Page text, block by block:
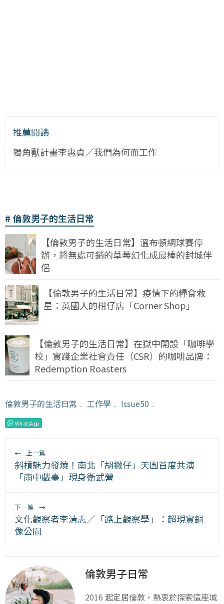
推薦閱讀
獨角獸計畫李惠貞／我們為何而工作
倫敦男子的生活日常
【倫敦男子的生活日常】溫布頓網球賽停
辦，將無處可銷的草莓幻化成最棒的封城伴
侶
【倫敦男子的生活日常】疫情下的糧食救
星：英國人的柑仔店「Corner Shop」
【倫敦男子的生活日常】在獄中開設「咖啡學
校」實踐企業社會責任（CSR）的咖啡品牌：
Redemption Roasters
倫敦男子的生活日常 ﹒ 工作學 ﹒ Issue50 ﹒
WhatsApp
← 上一篇
斜槓魅力發燒！南北「胡撇仔」天團首度共演
「雨中戲臺」現身衛武營
下一篇 →
文化觀察者李清志／「路上觀察學」：超現實銅
像公園
倫敦男子日常
2016 起定居倫敦，熱衷於探索這座城